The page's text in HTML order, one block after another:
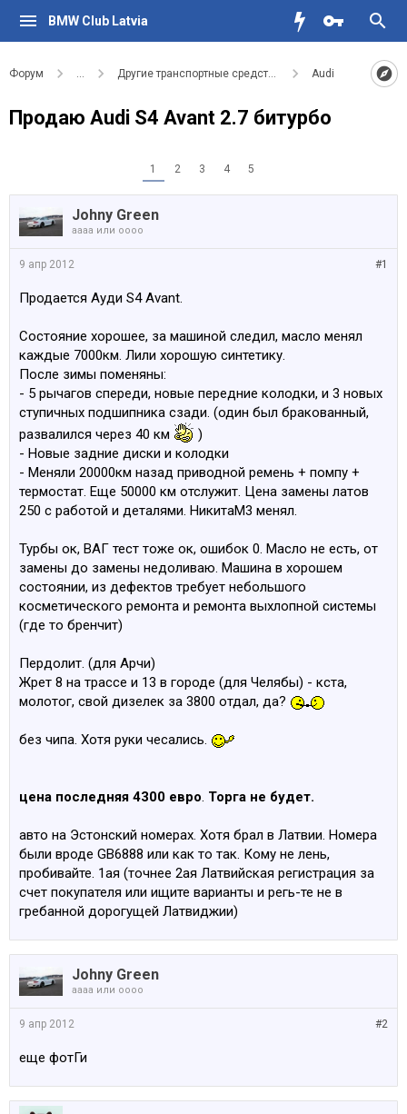
BMW Club Latvia
Форум ... Другие транспортные средства Audi
Продаю Audi S4 Avant 2.7 битурбо
1 2 3 4 5
Johny Green
аааа или оооо
#1
9 апр 2012
Продается Ауди S4 Avant.
Состояние хорошее, за машиной следил, масло менял
каждые 7000км. Лили хорошую синтетику.
После зимы поменяны:
- 5 рычагов спереди, новые передние колодки, и 3 новых
ступичных подшипника сзади. (один был бракованный,
развалился через 40 км
)
- Новые задние диски и колодки
- Меняли 20000км назад приводной ремень + помпу +
термостат. Еще 50000 км отслужит. Цена замены латов
250 с работой и деталями. НикитаМ3 менял.
Турбы ок, ВАГ тест тоже ок, ошибок 0. Масло не есть, от
замены до замены недоливаю. Машина в хорошем
состоянии, из дефектов требует небольшого
косметического ремонта и ремонта выхлопной системы
(где то бренчит)
Пердолит. (для Арчи)
Жрет 8 на трассе и 13 в городе (для Челябы) - кста,
молотог, свой дизелек за 3800 отдал, да?
без чипа. Хотя руки чесались.
цена последняя 4300 евро. Торга не будет.
авто на Эстонский номерах. Хотя брал в Латвии. Номера
были вроде GB6888 или как то так. Кому не лень,
пробивайте. 1ая (точнее 2ая Латвийская регистрация за
счет покупателя или ищите варианты и регь-те не в
гребанной дорогущей Латвиджии)
Johny Green
аааа или оооо
#2
9 апр 2012
еще фотГи